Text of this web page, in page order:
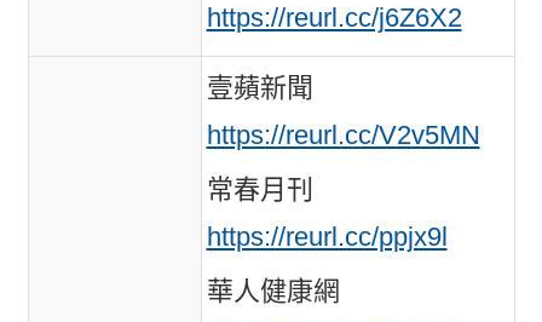
https://reurl.cc/j6Z6X2
壹蘋新聞
https://reurl.cc/V2v5MN
常春月刊
https://reurl.cc/ppjx9l
華人健康網